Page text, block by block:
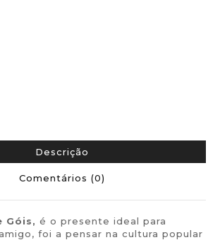
Descrição
Comentários (0)
Góis, é o presente ideal para
foi a pensar na cultura popular